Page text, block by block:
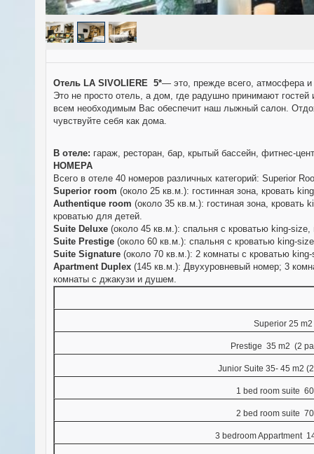
Отель LA SIVOLIERE 5*— это, прежде всего, атмосфера и
Это не просто отель, а дом, где радушно принимают
всем необходимым Вас обеспечит наш лыжный салон.
чувствуйте себя как дома.
В отеле: гараж, ресторан, бар, крытый бассейн, фитнес-
НОМЕРА
Всего в отеле 40 номеров различных категорий: Superior
Superior room (около 25 кв.м.): гостинная зона, кровать
Authentique room (около 35 кв.м.): гостиная зона, кровать
кроватью для детей.
Suite Deluxe (около 45 кв.м.): спальня с кроватью king-
Suite Prestige (около 60 кв.м.): спальня с кроватью king-
Suite Signature (около 70 кв.м.): 2 комнаты с кроватью
Apartment Duplex (145 кв.м.): Двухуровневый номер; 3
комнаты с джакузи и душем.
Superior 25
Prestige 35 m2 (2
Junior Suite 35- 45 m2
1 bed room suite
2 bed room suite
3 bedroom Appartment